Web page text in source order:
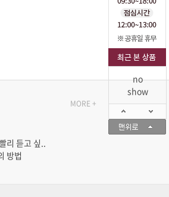
no
show
리 듣고 싶..
방법
MORE +